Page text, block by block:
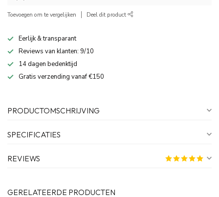
Toevoegen om te vergelijken Deel dit product
Eerlijk & transparant
Reviews van klanten: 9/10
14 dagen bedenktijd
Gratis verzending vanaf €150
PRODUCTOMSCHRIJVING
SPECIFICATIES
REVIEWS
GERELATEERDE PRODUCTEN